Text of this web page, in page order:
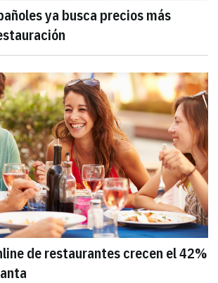
ya busca precios más
de restaurantes crecen el 42%